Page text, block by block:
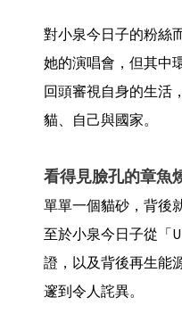
對小泉今日子的粉絲
她的演唱會，但其中
回頭審視自身的生活
貓、自己與國家。
看得見臉孔的章魚
單單一個貓砂，背後
至於小泉今日子從「
證，以及背後再生能
邃到令人詫異。